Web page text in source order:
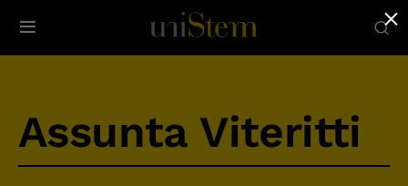
Assunta Viteritti
×